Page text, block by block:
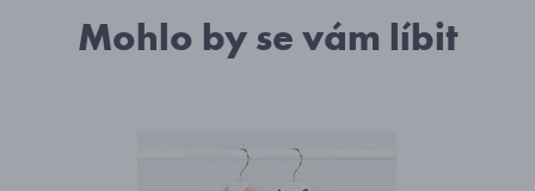
Mohlo by se vám líbit